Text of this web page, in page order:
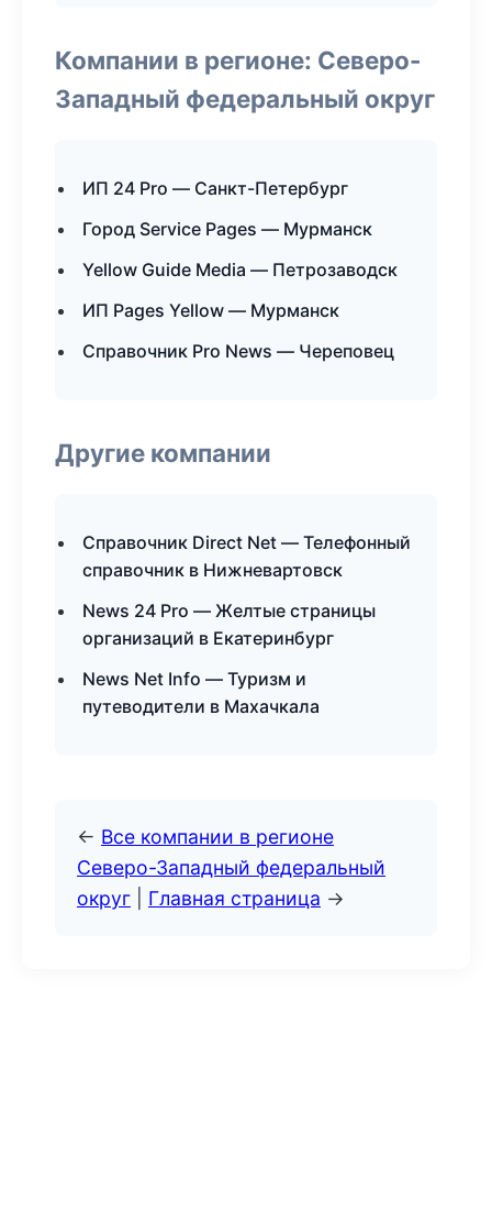
Компании в регионе: Северо-
Западный федеральный округ
ИП 24 Pro — Санкт-Петербург
Город Service Pages — Мурманск
Yellow Guide Media — Петрозаводск
ИП Pages Yellow — Мурманск
Справочник Pro News — Череповец
Другие компании
Справочник Direct Net — Телефонный
справочник в Нижневартовск
News 24 Pro — Желтые страницы
организаций в Екатеринбург
News Net Info — Туризм и
путеводители в Махачкала
← Все компании в регионе
Северо-Западный федеральный
округ
Главная страница →